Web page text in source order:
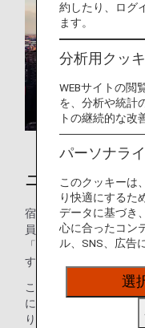
ニューヨークの
宿泊施設のご予約はお
員のお客様は、世界の
「ANAワールドホテ
することができます。
このサービスを使えば
にログインして最適な
り使ったりできます。
約したり、ログ
ます。
分析用クッ
WEBサイトの閲
を、分析や統計
トの継続的な改
パーソナラ
このクッキーは
り快適にするた
データに基づき
心に合ったコン
ル、SNS、広告
選